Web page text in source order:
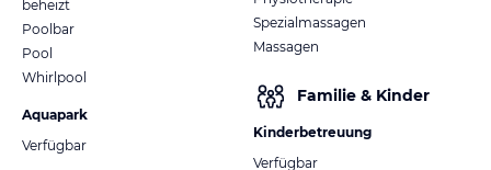
beheizt
Poolbar
Pool
Whirlpool
Aquapark
Verfügbar
Spezialmassagen
Massagen
Familie & Kinder
Kinderbetreuung
Verfügbar